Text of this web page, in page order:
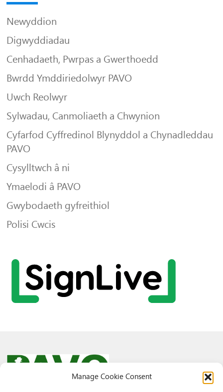
Manage Cookie Consent
Newyddion
Digwyddiadau
Cenhadaeth, Pwrpas a Gwerthoedd
Bwrdd Ymddiriedolwyr PAVO
Uwch Reolwyr
Sylwadau, Canmoliaeth a Chwynion
Cyfarfod Cyffredinol Blynyddol a Chynadleddau
PAVO
Cysylltwch â ni
Ymaelodi â PAVO
Gwybodaeth gyfreithiol
Polisi Cwcis